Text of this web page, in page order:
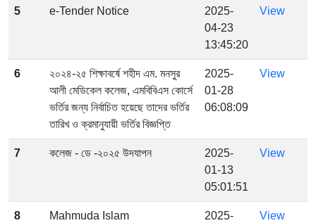
5 e-Tender Notice
2025-
04-23
13:45:20
View
6
২০২৪-২৫ শিক্ষাবর্ষে শহীদ এম. মনসুর
আলী মেডিকেল কলেজ, এমবিবিএস কোর্সে
ভর্তির জন্য নির্বাচিত হয়েছে তাদের ভর্তির
তারিখ ও ক্রমানুযায়ী ভর্তির বিজ্ঞপ্তি
2025-
01-28
06:08:09
View
7 কলেজ - ডে -২০২৫ উদযাপন
2025-
01-13
05:01:51
View
8 Mahmuda Islam
2025-
View